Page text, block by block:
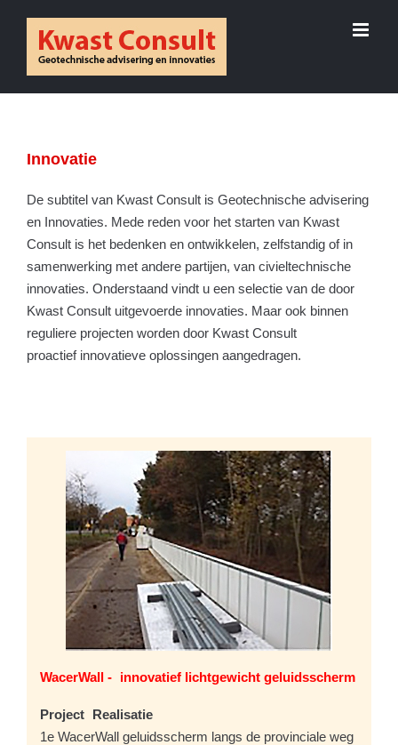
content
Innovatie
De subtitel van Kwast Consult is Geotechnische advisering
en Innovaties. Mede reden voor het starten van Kwast
Consult is het bedenken en ontwikkelen, zelfstandig of in
samenwerking met andere partijen, van civieltechnische
innovaties. Onderstaand vindt u een selectie van de door
Kwast Consult uitgevoerde innovaties. Maar ook binnen
reguliere projecten worden door Kwast Consult
proactief innovatieve oplossingen aangedragen.
WacerWall - innovatief lichtgewicht geluidsscherm
Project Realisatie
1e WacerWall geluidsscherm langs de provinciale weg